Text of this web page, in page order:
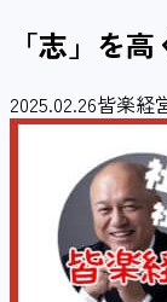
「志」を
2025.02.26皆楽経